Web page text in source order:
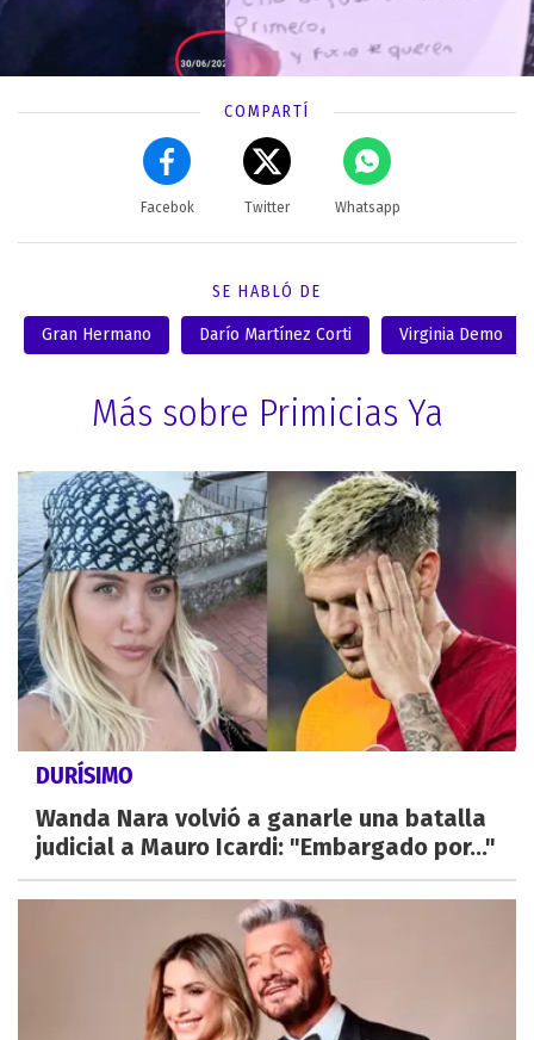
COMPARTÍ
Facebok Twitter Whatsapp
SE HABLÓ DE
Gran Hermano Darío Martínez Corti Virginia Demo
Más sobre Primicias Ya
DURÍSIMO
Wanda Nara volvió a ganarle una batalla
judicial a Mauro Icardi: "Embargado por..."